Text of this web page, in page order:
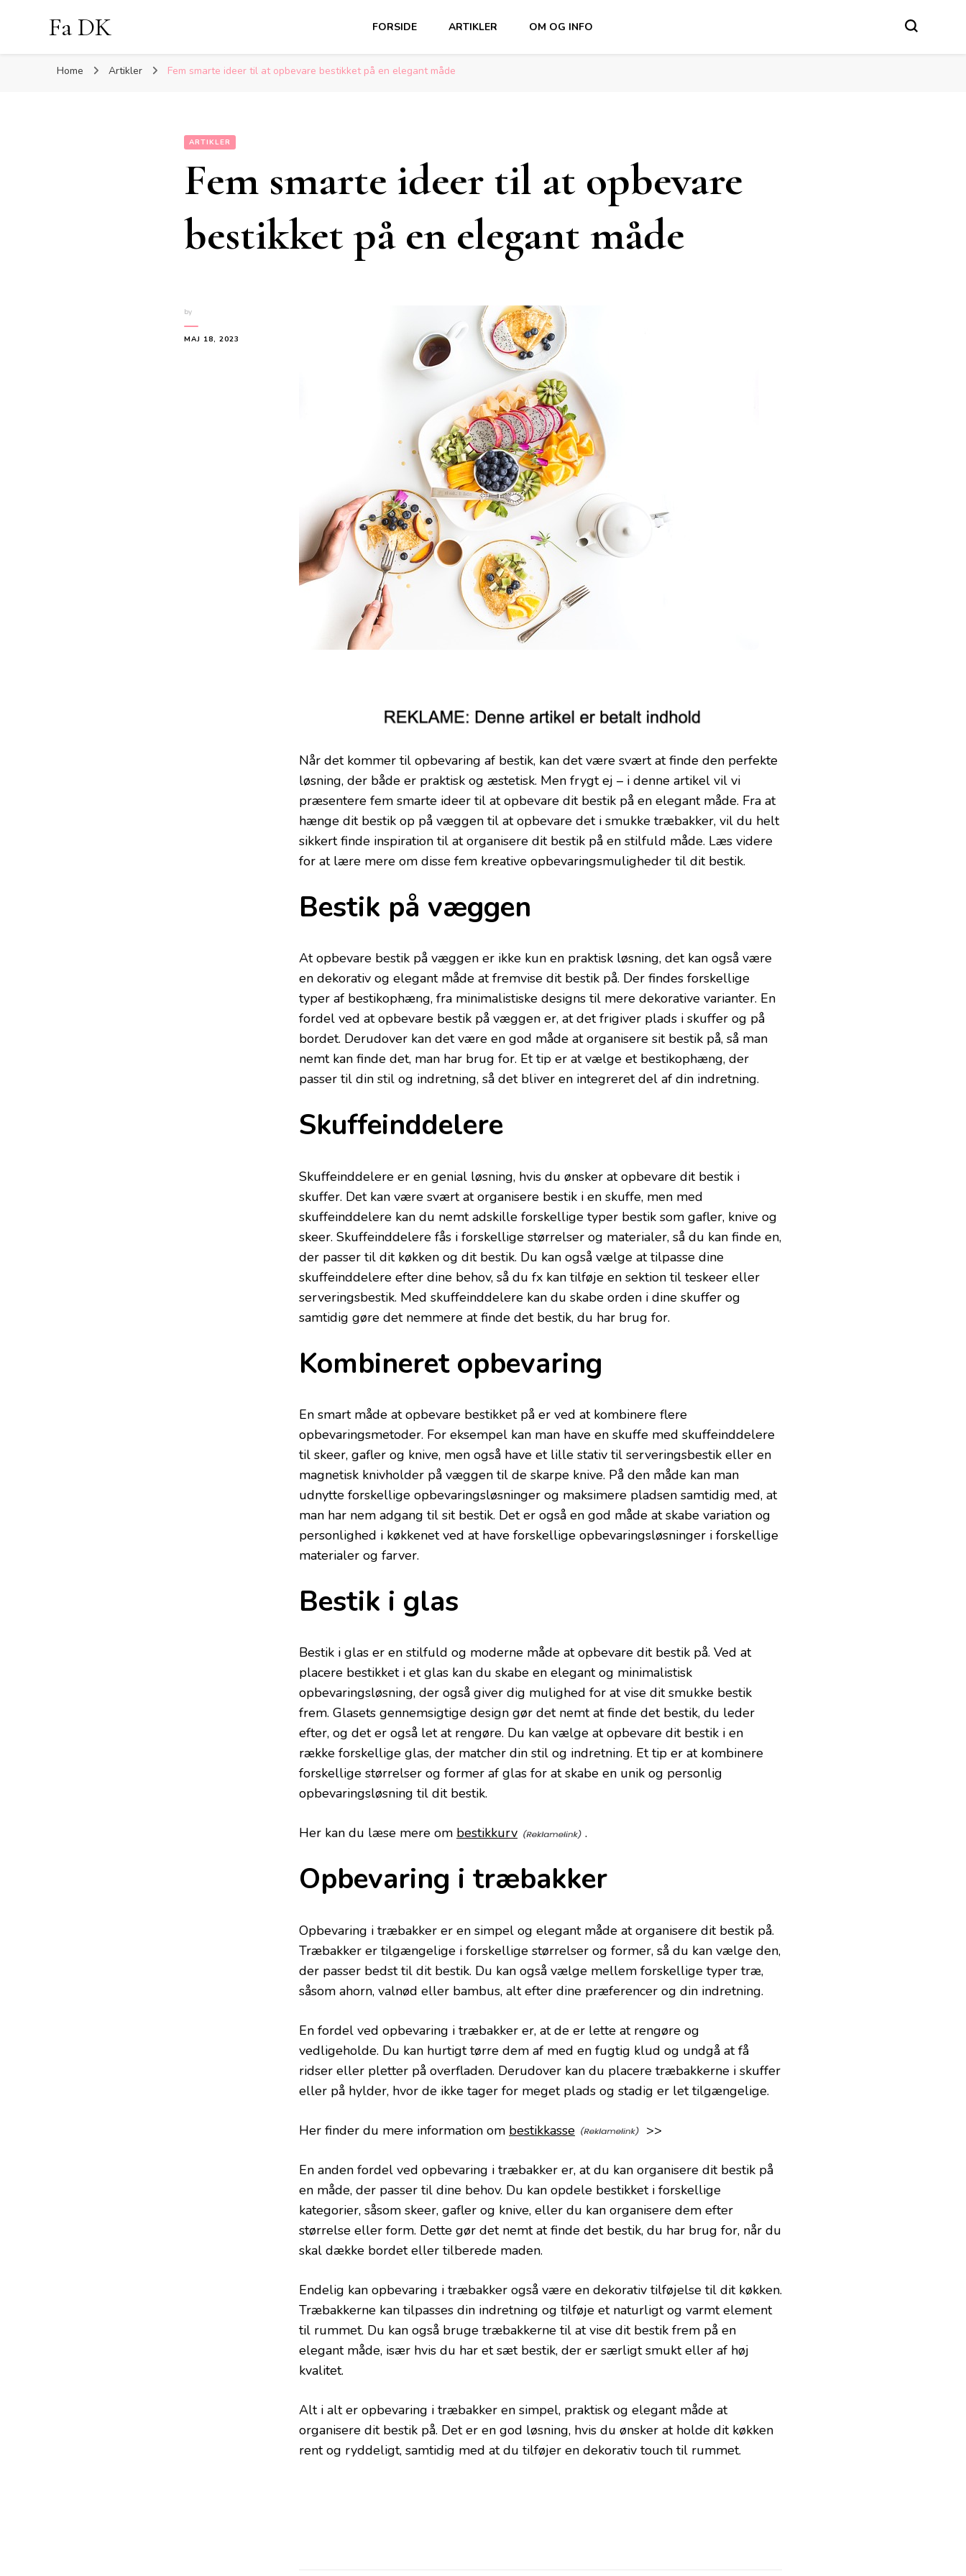
Fa DK FORSIDE ARTIKLER OM OG INFO
Home Artikler Fem smarte ideer til at opbevare bestikket på en elegant måde
ARTIKLER
Fem smarte ideer til at opbevare
bestikket på en elegant måde
by
MAJ 18, 2023
Når det kommer til opbevaring af bestik, kan det være svært at finde den perfekte
løsning, der både er praktisk og æstetisk. Men frygt ej – i denne artikel vil vi
præsentere fem smarte ideer til at opbevare dit bestik på en elegant måde. Fra at
hænge dit bestik op på væggen til at opbevare det i smukke træbakker, vil du helt
sikkert finde inspiration til at organisere dit bestik på en stilfuld måde. Læs videre
for at lære mere om disse fem kreative opbevaringsmuligheder til dit bestik.
Bestik på væggen
At opbevare bestik på væggen er ikke kun en praktisk løsning, det kan også være
en dekorativ og elegant måde at fremvise dit bestik på. Der findes forskellige
typer af bestikophæng, fra minimalistiske designs til mere dekorative varianter. En
fordel ved at opbevare bestik på væggen er, at det frigiver plads i skuffer og på
bordet. Derudover kan det være en god måde at organisere sit bestik på, så man
nemt kan finde det, man har brug for. Et tip er at vælge et bestikophæng, der
passer til din stil og indretning, så det bliver en integreret del af din indretning.
Skuffeinddelere
Skuffeinddelere er en genial løsning, hvis du ønsker at opbevare dit bestik i
skuffer. Det kan være svært at organisere bestik i en skuffe, men med
skuffeinddelere kan du nemt adskille forskellige typer bestik som gafler, knive og
skeer. Skuffeinddelere fås i forskellige størrelser og materialer, så du kan finde en,
der passer til dit køkken og dit bestik. Du kan også vælge at tilpasse dine
skuffeinddelere efter dine behov, så du fx kan tilføje en sektion til teskeer eller
serveringsbestik. Med skuffeinddelere kan du skabe orden i dine skuffer og
samtidig gøre det nemmere at finde det bestik, du har brug for.
Kombineret opbevaring
En smart måde at opbevare bestikket på er ved at kombinere flere
opbevaringsmetoder. For eksempel kan man have en skuffe med skuffeinddelere
til skeer, gafler og knive, men også have et lille stativ til serveringsbestik eller en
magnetisk knivholder på væggen til de skarpe knive. På den måde kan man
udnytte forskellige opbevaringsløsninger og maksimere pladsen samtidig med, at
man har nem adgang til sit bestik. Det er også en god måde at skabe variation og
personlighed i køkkenet ved at have forskellige opbevaringsløsninger i forskellige
materialer og farver.
Bestik i glas
Bestik i glas er en stilfuld og moderne måde at opbevare dit bestik på. Ved at
placere bestikket i et glas kan du skabe en elegant og minimalistisk
opbevaringsløsning, der også giver dig mulighed for at vise dit smukke bestik
frem. Glasets gennemsigtige design gør det nemt at finde det bestik, du leder
efter, og det er også let at rengøre. Du kan vælge at opbevare dit bestik i en
række forskellige glas, der matcher din stil og indretning. Et tip er at kombinere
forskellige størrelser og former af glas for at skabe en unik og personlig
opbevaringsløsning til dit bestik.
Her kan du læse mere om bestikkurv .
Opbevaring i træbakker
Opbevaring i træbakker er en simpel og elegant måde at organisere dit bestik på.
Træbakker er tilgængelige i forskellige størrelser og former, så du kan vælge den,
der passer bedst til dit bestik. Du kan også vælge mellem forskellige typer træ,
såsom ahorn, valnød eller bambus, alt efter dine præferencer og din indretning.
En fordel ved opbevaring i træbakker er, at de er lette at rengøre og
vedligeholde. Du kan hurtigt tørre dem af med en fugtig klud og undgå at få
ridser eller pletter på overfladen. Derudover kan du placere træbakkerne i skuffer
eller på hylder, hvor de ikke tager for meget plads og stadig er let tilgængelige.
Her finder du mere information om bestikkasse >>
En anden fordel ved opbevaring i træbakker er, at du kan organisere dit bestik på
en måde, der passer til dine behov. Du kan opdele bestikket i forskellige
kategorier, såsom skeer, gafler og knive, eller du kan organisere dem efter
størrelse eller form. Dette gør det nemt at finde det bestik, du har brug for, når du
skal dække bordet eller tilberede maden.
Endelig kan opbevaring i træbakker også være en dekorativ tilføjelse til dit køkken.
Træbakkerne kan tilpasses din indretning og tilføje et naturligt og varmt element
til rummet. Du kan også bruge træbakkerne til at vise dit bestik frem på en
elegant måde, især hvis du har et sæt bestik, der er særligt smukt eller af høj
kvalitet.
Alt i alt er opbevaring i træbakker en simpel, praktisk og elegant måde at
organisere dit bestik på. Det er en god løsning, hvis du ønsker at holde dit køkken
rent og ryddeligt, samtidig med at du tilføjer en dekorativ touch til rummet.